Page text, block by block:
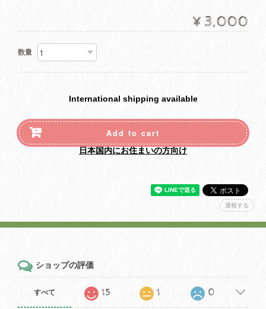
¥3,000
数量
International shipping available
Add to cart
日本国内にお住まいの方向け
通報する
ショップの評価
すべて 15 1 0